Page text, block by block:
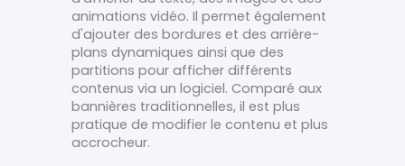
animations vidéo. Il permet également
d'ajouter des bordures et des arrière-
plans dynamiques ainsi que des
partitions pour afficher différents
contenus via un logiciel. Comparé aux
bannières traditionnelles, il est plus
pratique de modifier le contenu et plus
accrocheur.